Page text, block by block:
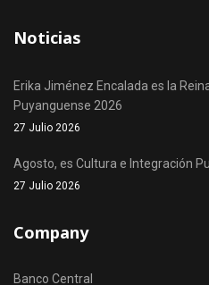
Noticias
Erika Jiménez Encalada es la
Puyanguense 2026
27 Julio 2026
Agosto, es Cultura e Integración
27 Julio 2026
Company
Banco Central